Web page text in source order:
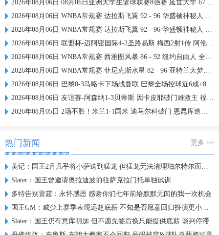
2026年08月06日 08月06日亚洲大学生篮球联赛8强赛 延世大学 67 - 72 政治大学 集锦
2026年08月06日 WNBA常规赛 达拉斯飞翼 92 - 96 华盛顿神秘人 全场集锦
2026年08月06日 WNBA常规赛 达拉斯飞翼 92 - 96 华盛顿神秘人 全场集锦
2026年08月06日 联盟杯-迈阿密国际4-2圣路易斯 梅西2射1传 阿伦助攻戴帽
2026年08月06日 WNBA常规赛 西雅图风暴 86 - 92 纽约自由人 全场集锦
2026年08月06日 WNBA常规赛 菲尼克斯水星 82 - 96 亚特兰大梦想 全场集锦
2026年08月06日 巴黎0-3马略卡下场战曼联 巴黎全场控球近6成+8射3正未果
2026年08月06日 友谊赛-阿森纳1-3贝蒂斯 因卡皮耶破门难救主 福纳尔斯1射2传
2026年08月05日 2场不胜！米兰1-1国米 迪马尔科破门 恩昆库造点+点射拉莫斯登场
热门新闻 更多 >>
美记：国王2月几乎将小萨送到猛龙 但猛龙无法清理珀尔特尔而告吹
Slater：国王曾邀请奥拉迪波前往萨克拉门托单独试训
多特告别雷霆：永怀感恩 感谢你们七年前给默默无闻的我一次机会
国王GM：威少上赛季表现远超底薪 不知是否愿意回归扮演更小角色
Slater：国王仍有意库明加 但不愿先签后换只能提供底薪 谈判停滞